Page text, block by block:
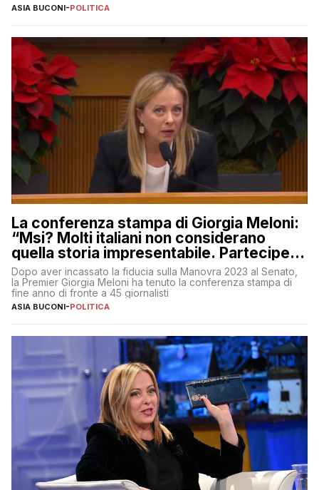
ASIA BUCONI-POLITICA
La conferenza stampa di Giorgia Meloni:
“Msi? Molti italiani non considerano
quella storia impresentabile. Parteciperò
al 25 aprile”
Dopo aver incassato la fiducia sulla Manovra 2023 al Senato,
la Premier Giorgia Meloni ha tenuto la conferenza stampa di
fine anno di fronte a 45 giornalisti
ASIA BUCONI-POLITICA